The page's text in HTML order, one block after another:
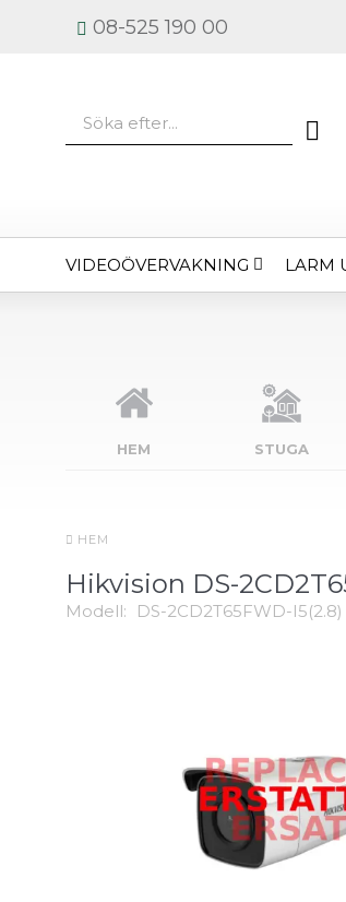
08-525 190 00
VIDEOÖVERVAKNING LARM
HEM STUGA
HEM
Hikvision DS-
Modell: DS-2CD2T65FWD-I5(2.8)